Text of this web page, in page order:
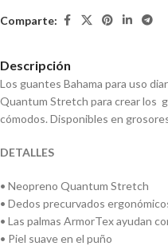
Comparte:
Descripción
Los guantes Bahama para uso
Quantum Stretch para crear los
cómodos. Disponibles en
DETALLES
• Neopreno Quantum Stretch
• Dedos precurvados
• Las palmas ArmorTex ayudan
• Piel suave en el puño